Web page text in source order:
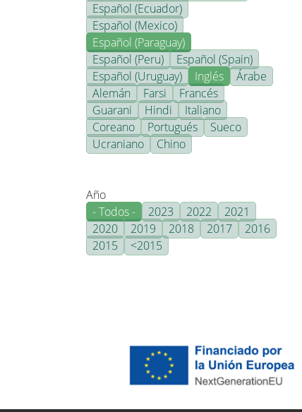
Español (Ecuador)
Español (Mexico)
Español (Paraguay)
Español (Peru)
Español (Spain)
Español (Uruguay)
Inglés
Árabe
Alemán
Farsi
Francés
Guarani
Hindi
Italiano
Coreano
Portugués
Sueco
Ucraniano
Chino
Año
- Todos -
2023 2022
2021
2020
2019 2018 2017
2016
2015
<2015